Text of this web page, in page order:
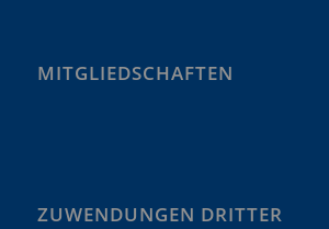
MITGLIEDSCHAFTEN
ZUWENDUNGEN DRITTER